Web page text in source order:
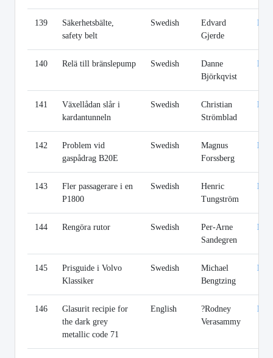
139
Säkerhetsbälte,
safety belt
Swedish
Edvard
Gjerde
Link
140 Relä till bränslepump Swedish
Danne
Björkqvist
Link
141
Växellådan slår i
kardantunneln
Swedish
Christian
Strömblad
Link
142
Problem vid
gaspådrag B20E
Swedish
Magnus
Forssberg
Link
143
Fler passagerare i en
P1800
Swedish
Henric
Tungström
Link
144 Rengöra rutor Swedish
Per-Arne
Sandegren
Link
145
Prisguide i Volvo
Klassiker
Swedish
Michael
Bengtzing
Link
146
Glasurit recipie for
the dark grey
metallic code 71
English
?Rodney
Verasammy
Link